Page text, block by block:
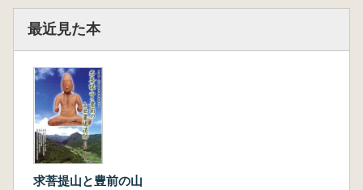
果
若杦 善満
木村 達美
松尾山の発掘調査成
末永 浩一
求菩提山の史跡指
最近見た本
求菩提山と豊前の山